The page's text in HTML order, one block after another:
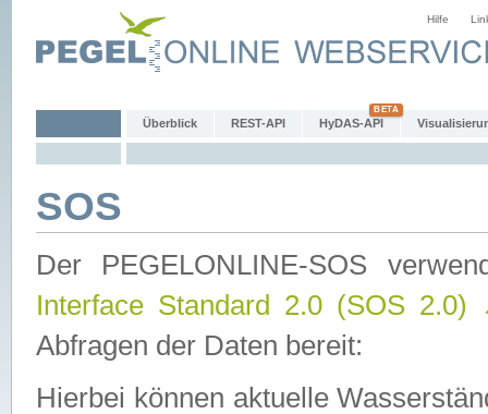
Hilfe
Überblick REST-API HyDAS-API
SOS
Der PEGELONLINE-SOS
Interface Standard 2.0 (SOS 2.0)
Abfragen der Daten bereit:
Hierbei können aktuelle